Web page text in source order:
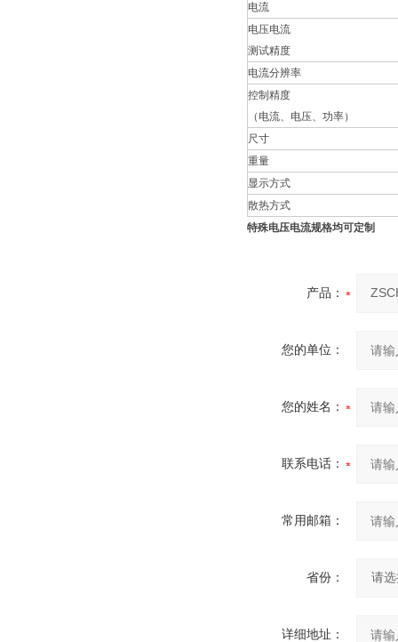
电流
电压电流
测试精度
电流分辨率
控制精度
（电流、电压、功率）
尺寸
重量
显示方式
散热方式
特殊电压电流规格均可定制
产品：
您的单位：
您的姓名：
联系电话：
常用邮箱：
省份：
详细地址：